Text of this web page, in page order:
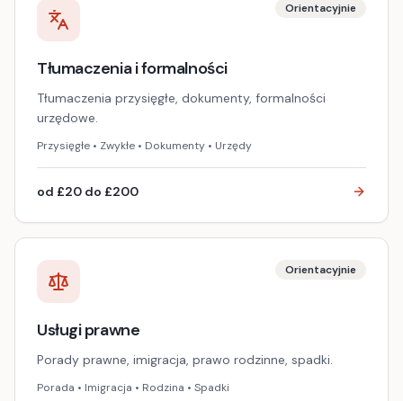
Orientacyjnie
Tłumaczenia i formalności
Tłumaczenia przysięgłe, dokumenty, formalności
urzędowe.
Przysięgłe • Zwykłe • Dokumenty • Urzędy
od £20 do £200
Orientacyjnie
Usługi prawne
Porady prawne, imigracja, prawo rodzinne, spadki.
Porada • Imigracja • Rodzina • Spadki